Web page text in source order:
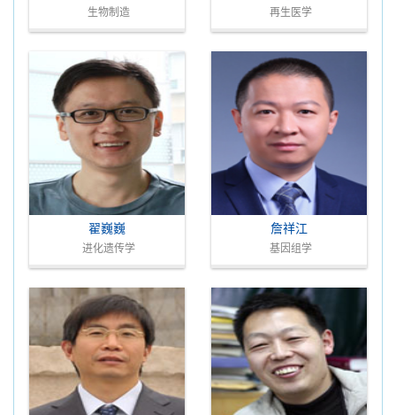
生物制造 再生医学
翟巍巍
进化遗传学
詹祥江
基因组学